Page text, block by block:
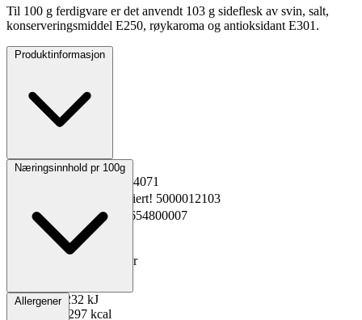
Til 100 g ferdigvare er det anvendt 103 g sideflesk av svin, salt,
konserveringsmiddel E250, røykaroma og antioksidant E301.
Produktinformasjon
Opprinnelsesland Norge
6914071
Kopiert! 5000012103
GTIN
Kopiert! 2301654800007
Vekt pakning
1.8 kg
Oppbevaring 0 til 4°C
40 dager
Næringsinnhold pr 100g
Energi kJ 1232 kJ
297 kcal
Allergener